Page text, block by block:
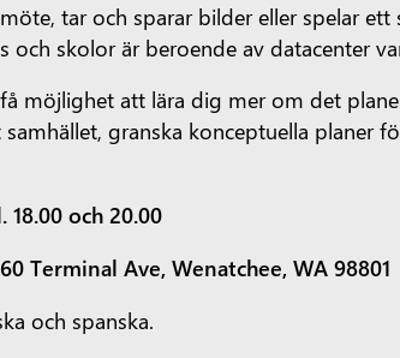
tar och sparar bilder eller spelar
och skolor är beroende av datacenter
möjlighet att lära dig mer om det
granska konceptuella planer
och 20.00
Terminal Ave, Wenatchee, WA 98801
och spanska.